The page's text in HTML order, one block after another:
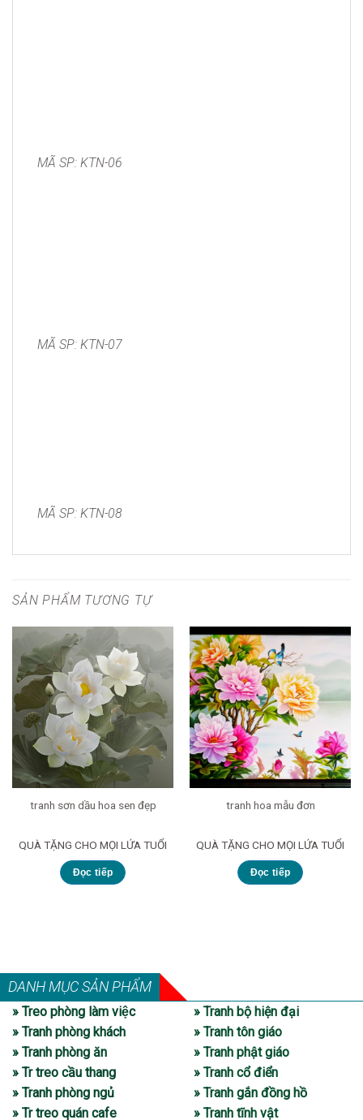
MÃ SP: KTN-06
MÃ SP: KTN-07
MÃ SP: KTN-08
SẢN PHẨM TƯƠNG TỰ
tranh sơn dầu hoa sen đẹp
QUÀ TẶNG CHO MỌI LỨA TUỔI
Đọc tiếp
tranh hoa mẫu đơn
QUÀ TẶNG CHO MỌI LỨA TUỔI
Đọc tiếp
DANH MỤC SẢN PHẨM
» Treo phòng làm việc
» Tranh phòng khách
» Tranh phòng ăn
» Tr treo cầu thang
» Tranh phòng ngủ
» Tr treo quán cafe
» Tranh bộ hiện đại
» Tranh tôn giáo
» Tranh phật giáo
» Tranh cổ điển
» Tranh gắn đồng hồ
» Tranh tĩnh vật